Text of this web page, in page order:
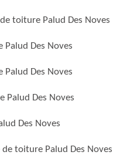
toiture Palud Des Noves
Palud Des Noves
Des Noves
Palud Des Noves
Des Noves
de toiture Palud Des Noves